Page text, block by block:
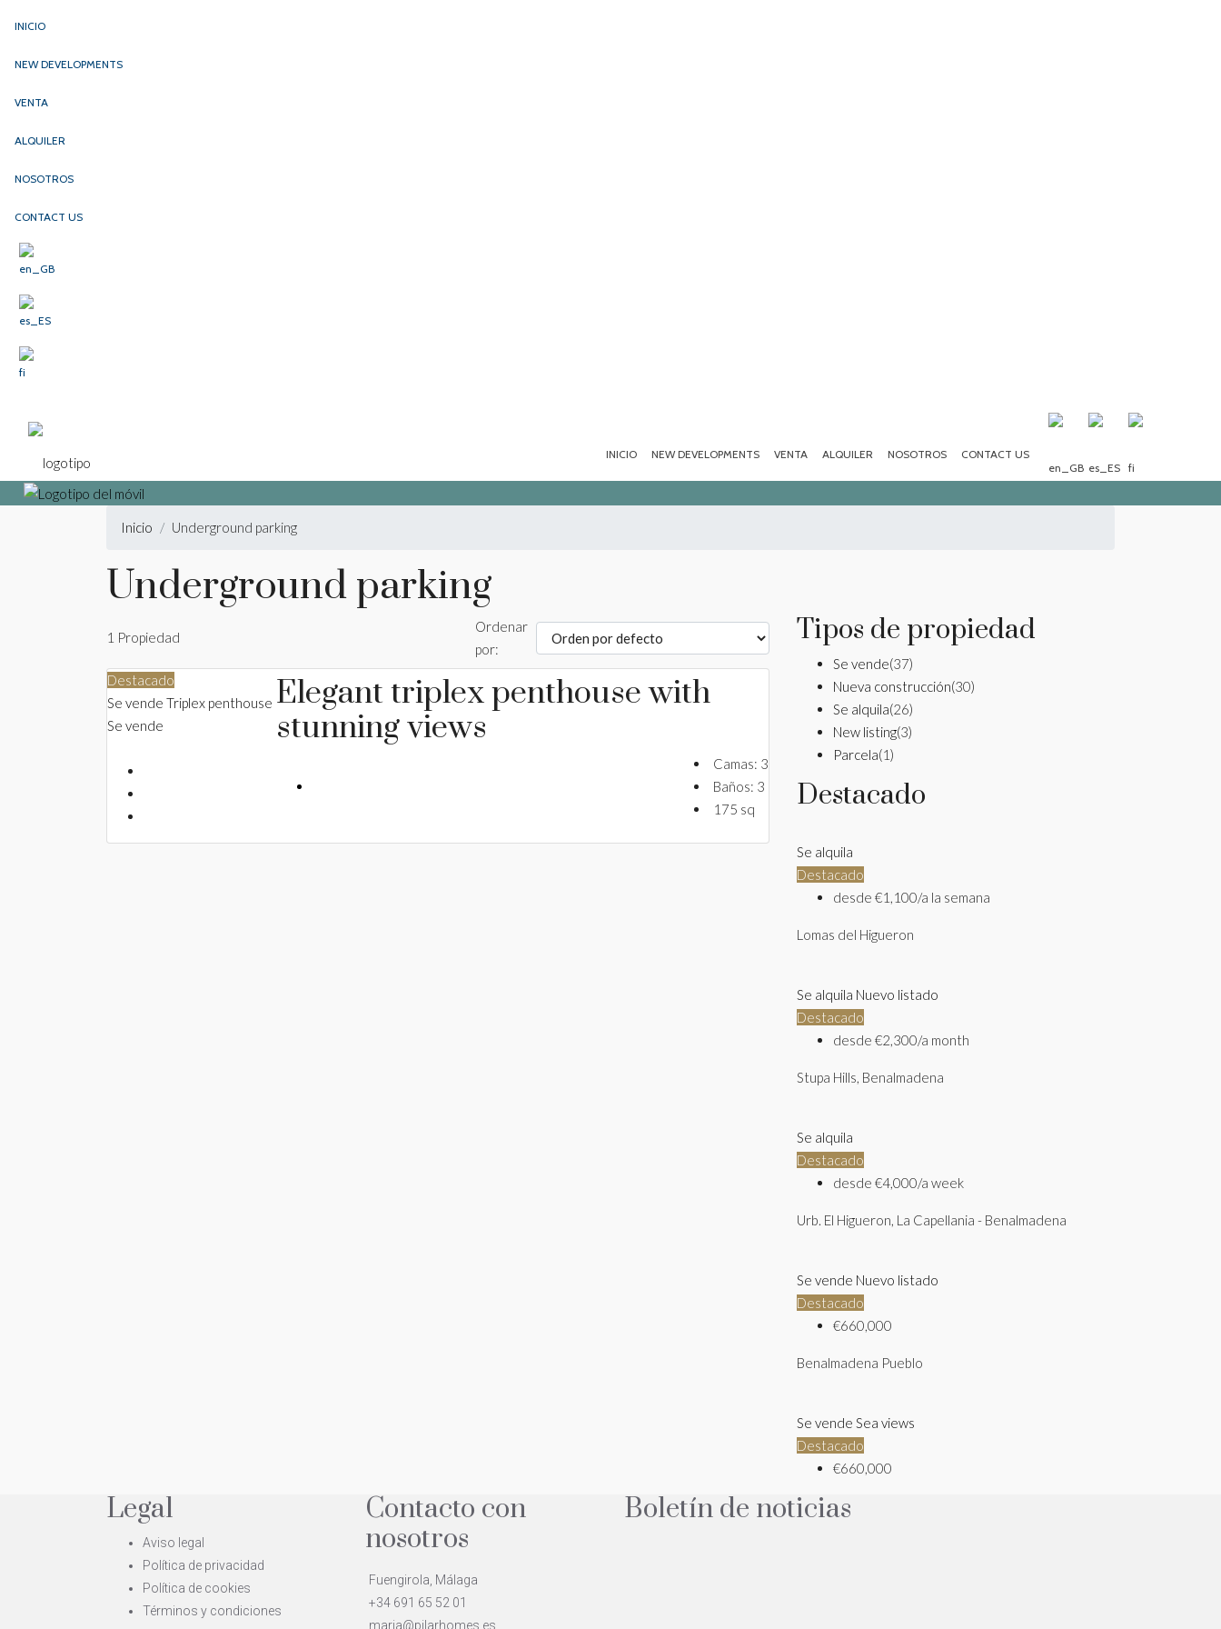
INICIO
NEW DEVELOPMENTS
VENTA
ALQUILER
NOSOTROS
CONTACT US
INICIO NEW DEVELOPMENTS VENTA ALQUILER NOSOTROS CONTACT US
Inicio Underground parking
Underground parking
1 Propiedad
Ordenar
por:
Destacado
Se vende Triplex penthouse
Se vende
Elegant triplex penthouse with
stunning views
Camas: 3
Baños: 3
175 sq
Tipos de propiedad
Se vende(37)
Nueva construcción(30)
Se alquila(26)
New listing(3)
Parcela(1)
Destacado
Se alquila
Destacado
desde €1,100/a la semana
Lomas del Higueron
Se alquila Nuevo listado
Destacado
desde €2,300/a month
Stupa Hills, Benalmadena
Se alquila
Destacado
desde €4,000/a week
Urb. El Higueron, La Capellania - Benalmadena
Se vende Nuevo listado
Destacado
€660,000
Benalmadena Pueblo
Se vende Sea views
Destacado
€660,000
Legal
Aviso legal
Política de privacidad
Política de cookies
Términos y condiciones
Contacto con
nosotros
Fuengirola, Málaga
+34 691 65 52 01
maria@pilarhomes.es
Boletín de noticias